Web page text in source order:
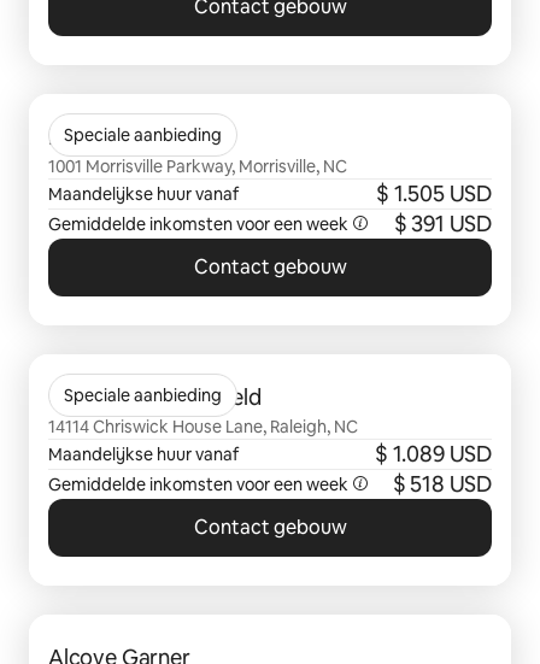
Contact gebouw
Speciale aanbieding
District Collection
1001 Morrisville Parkway, Morrisville, NC
Maandelijkse huur vanaf
$ 1.505 USD
Gemiddelde inkomsten voor een week $ 391 USD
Contact gebouw
Speciale aanbieding
Columns at Wakefield
14114 Chriswick House Lane, Raleigh, NC
Maandelijkse huur vanaf
$ 1.089 USD
Gemiddelde inkomsten voor een week $ 518 USD
Contact gebouw
Alcove Garner